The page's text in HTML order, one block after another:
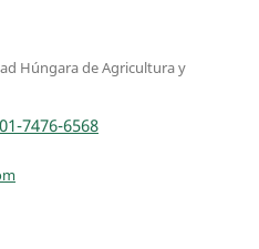
Húngara de Agricultura y
7476-6568